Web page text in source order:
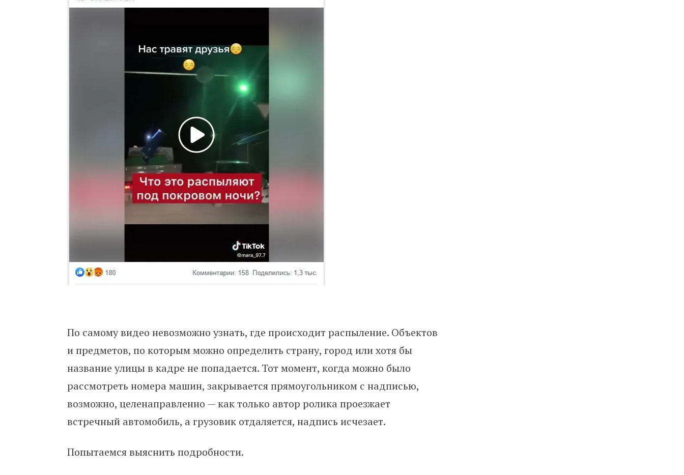
По самому видео невозможно узнать, где происходит распыление. Объектов
и предметов, по которым можно определить страну, город или хотя бы
название улицы в кадре не попадается. Тот момент, когда можно было
рассмотреть номера машин, закрывается прямоугольником с надписью,
возможно, целенаправленно — как только автор ролика проезжает
встречный автомобиль, а грузовик отдаляется, надпись исчезает.
Попытаемся выяснить подробности.